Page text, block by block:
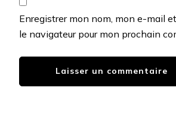
Enregistrer mon nom, mon e-mail
le navigateur pour mon prochain